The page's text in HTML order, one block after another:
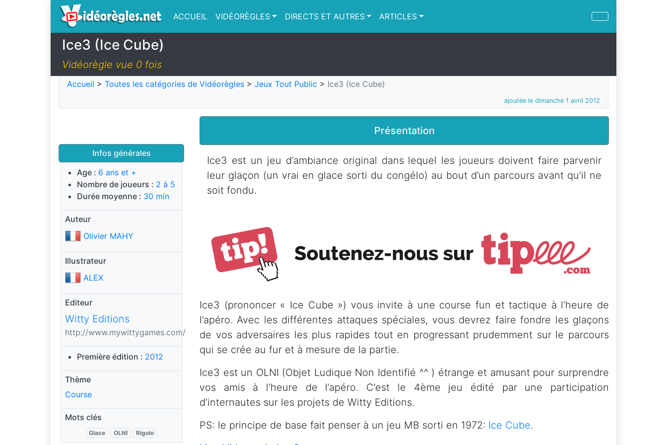
ACCUEIL VIDÉORÈGLES DIRECTS ET AUTRES ARTICLES
Ice3 (Ice Cube)
Vidéorègle vue 0 fois
Accueil > Toutes les catégories de Vidéorègles > Jeux Tout Public > Ice3 (Ice Cube)
ajoutée le dimanche 1 avril 2012
Infos générales
Age : 6 ans et +
Nombre de joueurs : 2 à 5
Durée moyenne : 30 min
Auteur
Olivier MAHY
Illustrateur
ALEX
Editeur
Witty Editions
http://www.mywittygames.com/
Première édition : 2012
Thème
Course
Mots clés
Glace OLNI Rigolo
Présentation
Ice3 est un jeu d’ambiance original dans lequel les joueurs doivent faire parvenir
leur glaçon (un vrai en glace sorti du congélo) au bout d’un parcours avant qu’il ne
soit fondu.
Ice3 (prononcer « Ice Cube ») vous invite à une course fun et tactique à l’heure de
l’apéro. Avec les différentes attaques spéciales, vous devrez faire fondre les glaçons
de vos adversaires les plus rapides tout en progressant prudemment sur le parcours
qui se crée au fur et à mesure de la partie.
Ice3 est un OLNI (Objet Ludique Non Identifié ^^ ) étrange et amusant pour surprendre
vos amis à l’heure de l’apéro. C’est le 4ème jeu édité par une participation
d’internautes sur les projets de Witty Editions.
PS: le principe de base fait penser à un jeu MB sorti en 1972: Ice Cube.